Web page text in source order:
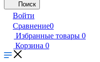
Поиск
Войти
Сравнение0
Избранные товары 0
Корзина 0